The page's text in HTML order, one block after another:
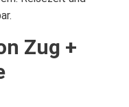
Zug +